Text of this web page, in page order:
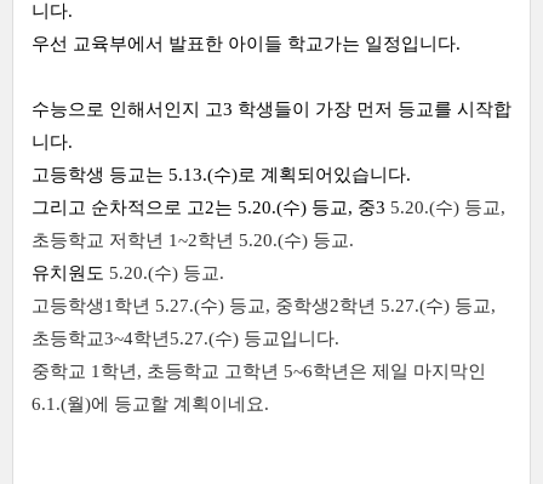
니다.
우선 교육부에서 발표한 아이들 학교가는 일정입니다.
수능으로 인해서인지 고3 학생들이 가장 먼저 등교를 시작합
니다.
고등학생 등교는 5.13.(수)로 계획되어있습니다.
그리고 순차적으로 고2는 5.20.(수) 등교, 중3 5.20.(수) 등교,
초등학교 저학년 1~2학년 5.20.(수) 등교.
유치원도 5.20.(수) 등교.
고등학생1학년 5.27.(수) 등교, 중학생2학년 5.27.(수) 등교,
초등학교3~4학년 5.27.(수) 등교입니다.
중학교 1학년, 초등학교 고학년 5~6학년은 제일 마지막인
6.1.(월)에 등교할 계획이네요.